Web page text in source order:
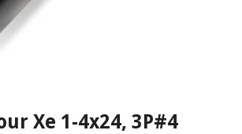
Xe 1-4x24, 3P#4